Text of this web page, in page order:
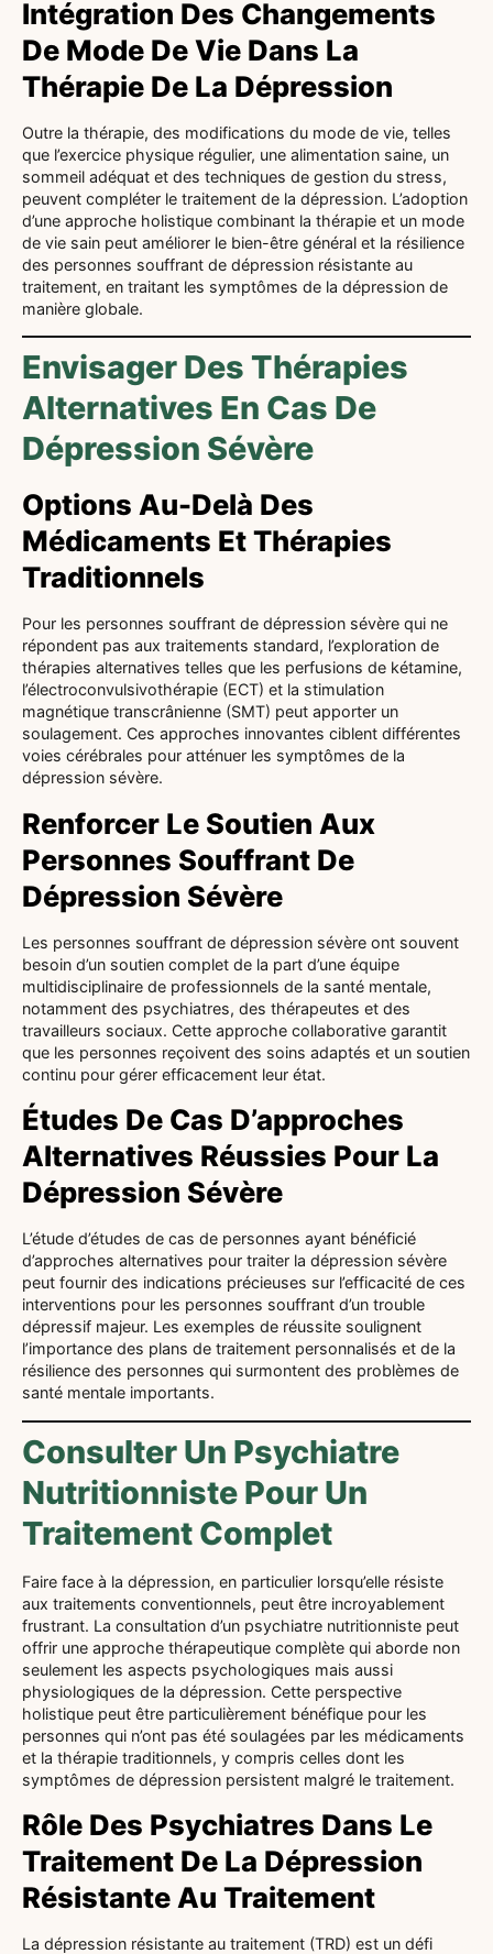
Intégration Des Changements
De Mode De Vie Dans La
Thérapie De La Dépression
Outre la thérapie, des modifications du mode de vie, telles
que l’exercice physique régulier, une alimentation saine, un
sommeil adéquat et des techniques de gestion du stress,
peuvent compléter le traitement de la dépression. L’adoption
d’une approche holistique combinant la thérapie et un mode
de vie sain peut améliorer le bien-être général et la résilience
des personnes souffrant de dépression résistante au
traitement, en traitant les symptômes de la dépression de
manière globale.
Envisager Des Thérapies
Alternatives En Cas De
Dépression Sévère
Options Au-Delà Des
Médicaments Et Thérapies
Traditionnels
Pour les personnes souffrant de dépression sévère qui ne
répondent pas aux traitements standard, l’exploration de
thérapies alternatives telles que les perfusions de kétamine,
l’électroconvulsivothérapie (ECT) et la stimulation
magnétique transcrânienne (SMT) peut apporter un
soulagement. Ces approches innovantes ciblent différentes
voies cérébrales pour atténuer les symptômes de la
dépression sévère.
Renforcer Le Soutien Aux
Personnes Souffrant De
Dépression Sévère
Les personnes souffrant de dépression sévère ont souvent
besoin d’un soutien complet de la part d’une équipe
multidisciplinaire de professionnels de la santé mentale,
notamment des psychiatres, des thérapeutes et des
travailleurs sociaux. Cette approche collaborative garantit
que les personnes reçoivent des soins adaptés et un soutien
continu pour gérer efficacement leur état.
Études De Cas D’approches
Alternatives Réussies Pour La
Dépression Sévère
L’étude d’études de cas de personnes ayant bénéficié
d’approches alternatives pour traiter la dépression sévère
peut fournir des indications précieuses sur l’efficacité de ces
interventions pour les personnes souffrant d’un trouble
dépressif majeur. Les exemples de réussite soulignent
l’importance des plans de traitement personnalisés et de la
résilience des personnes qui surmontent des problèmes de
santé mentale importants.
Consulter Un Psychiatre
Nutritionniste Pour Un
Traitement Complet
Faire face à la dépression, en particulier lorsqu’elle résiste
aux traitements conventionnels, peut être incroyablement
frustrant. La consultation d’un psychiatre nutritionniste peut
offrir une approche thérapeutique complète qui aborde non
seulement les aspects psychologiques mais aussi
physiologiques de la dépression. Cette perspective
holistique peut être particulièrement bénéfique pour les
personnes qui n’ont pas été soulagées par les médicaments
et la thérapie traditionnels, y compris celles dont les
symptômes de dépression persistent malgré le traitement.
Rôle Des Psychiatres Dans Le
Traitement De La Dépression
Résistante Au Traitement
La dépression résistante au traitement (TRD) est un défi